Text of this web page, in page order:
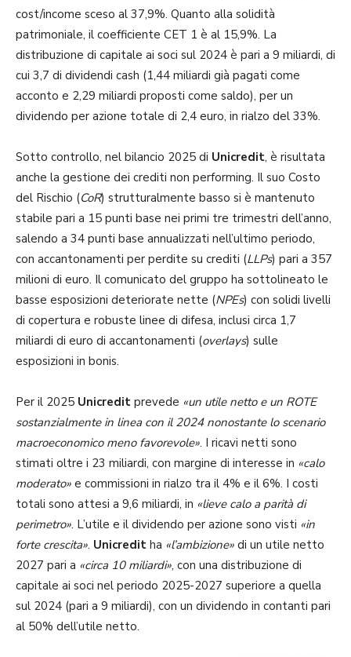
cost/income sceso al 37,9%. Quanto alla solidità
patrimoniale, il coefficiente CET 1 è al 15,9%. La
distribuzione di capitale ai soci sul 2024 è pari a 9 miliardi, di
cui 3,7 di dividendi cash (1,44 miliardi già pagati come
acconto e 2,29 miliardi proposti come saldo), per un
dividendo per azione totale di 2,4 euro, in rialzo del 33%.
Sotto controllo, nel bilancio 2025 di Unicredit, è risultata
anche la gestione dei crediti non performing. Il suo Costo
del Rischio (CoR) strutturalmente basso si è mantenuto
stabile pari a 15 punti base nei primi tre trimestri dell’anno,
salendo a 34 punti base annualizzati nell’ultimo periodo,
con accantonamenti per perdite su crediti (LLPs) pari a 357
milioni di euro. Il comunicato del gruppo ha sottolineato le
basse esposizioni deteriorate nette (NPEs) con solidi livelli
di copertura e robuste linee di difesa, inclusi circa 1,7
miliardi di euro di accantonamenti (overlays) sulle
esposizioni in bonis.
Per il 2025 Unicredit prevede «un utile netto e un ROTE
sostanzialmente in linea con il 2024 nonostante lo scenario
macroeconomico meno favorevole». I ricavi netti sono
stimati oltre i 23 miliardi, con margine di interesse in «calo
moderato» e commissioni in rialzo tra il 4% e il 6%. I costi
totali sono attesi a 9,6 miliardi, in «lieve calo a parità di
perimetro». L’utile e il dividendo per azione sono visti «in
forte crescita». Unicredit ha «l’ambizione» di un utile netto
2027 pari a «circa 10 miliardi», con una distribuzione di
capitale ai soci nel periodo 2025-2027 superiore a quella
sul 2024 (pari a 9 miliardi), con un dividendo in contanti pari
al 50% dell’utile netto.